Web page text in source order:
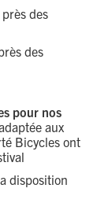
des
des
pour nos
aux
Bicycles ont
disposition